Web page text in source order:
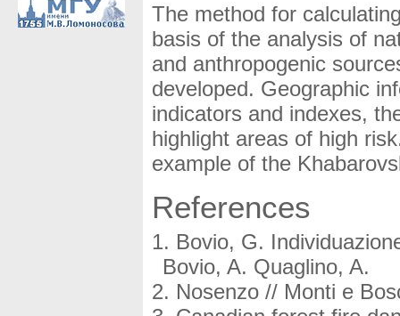
The method for
basis of the analysis of
and anthropogenic
developed. Geographic
indicators and indexes,
highlight areas of high
example of the
References
Bovio, G.
Bovio, A. Quaglino, A.
Nosenzo // Monti e